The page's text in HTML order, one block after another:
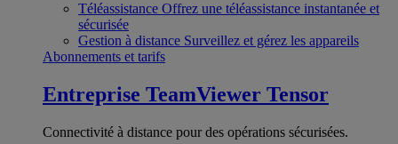
Téléassistance Offrez une téléassistance instantanée et
sécurisée
Gestion à distance Surveillez et gérez les appareils
Abonnements et tarifs
Entreprise TeamViewer Tensor
Connectivité à distance pour des opérations sécurisées.